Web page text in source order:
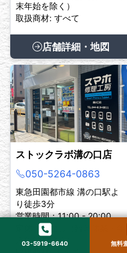
末年始を除く）
取扱商材: すべて
店舗詳細・地図
ストックラボ溝の口店
050-5264-0863
東急田園都市線 溝の口駅よ
り徒歩3分
営業時間：11:00 - 20:00
定休日：なし（臨時休業・年
末年始を除く）
03-5919-6640 無料